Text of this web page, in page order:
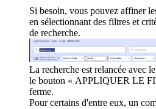
Si besoin, vous pouvez affiner
en sélectionnant des filtres et
de recherche.
La recherche est relancée avec
le bouton « APPLIQUER LE
ferme.
Pour certains d'entre eux, un